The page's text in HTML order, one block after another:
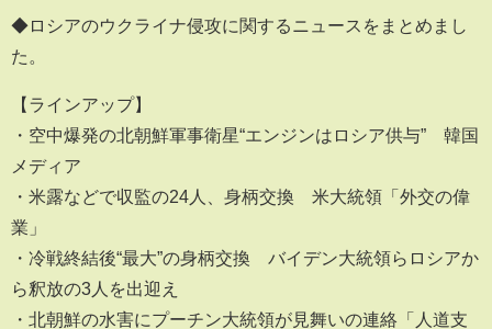
◆ロシアのウクライナ侵攻に関するニュースをまとめまし
た。
【ラインアップ】
・空中爆発の北朝鮮軍事衛星“エンジンはロシア供与” 韓国
メディア
・米露などで収監の24人、身柄交換 米大統領「外交の偉
業」
・冷戦終結後“最大”の身柄交換 バイデン大統領らロシアか
ら釈放の3人を出迎え
・北朝鮮の水害にプーチン大統領が見舞いの連絡「人道支